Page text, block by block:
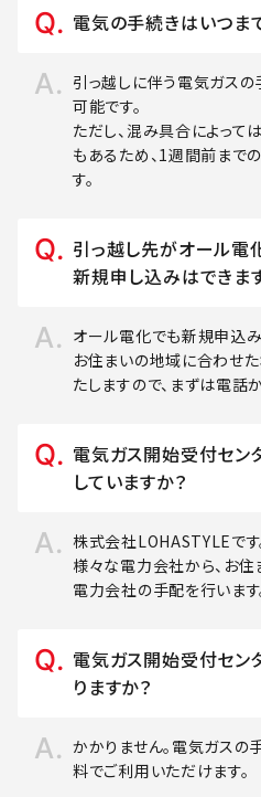
電気の手続きはいつま
引っ越しに伴う電気ガスの
可能です。
ただし、混み具合によっ
もあるため、1週間前まで
す。
引っ越し先がオール電
新規申し込みはできま
オール電化でも新規申込み
お住まいの地域に合わせ
たしますので、まずは電話
電気ガス開始受付セン
していますか？
株式会社LOHASTYLEです
様々な電力会社から、お
電力会社の手配を行います
電気ガス開始受付セン
りますか？
かかりません。電気ガス
料でご利用いただけます。